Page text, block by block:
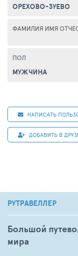
ОРЕХОВО-ЗУЕВО
ФАМИЛИЯ ИМЯ
ПОЛ
МУЖЧИНА
НАПИСАТЬ
ДОБАВИТЬ В
РУТРАВЕЛЛЕР
Большой
мира